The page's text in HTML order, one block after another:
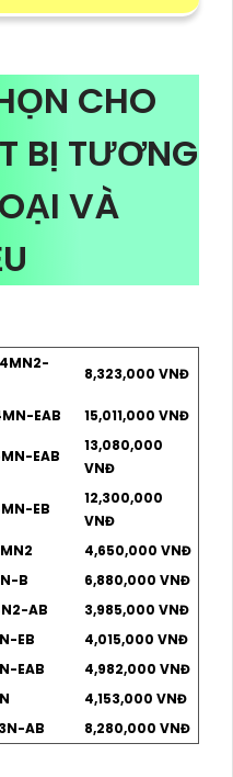
CHO
BỊ TƯƠNG
VÀ
8,323,000 VNĐ
EAB 15,011,000 VNĐ
EAB
13,080,000
VNĐ
EB
12,300,000
VNĐ
4,650,000 VNĐ
B
6,880,000 VNĐ
AB
3,985,000 VNĐ
EB
4,015,000 VNĐ
EAB
4,982,000 VNĐ
4,153,000 VNĐ
AB
8,280,000 VNĐ